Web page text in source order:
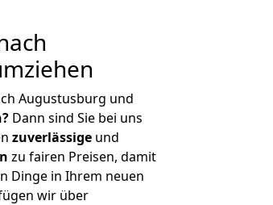
Augustusburg und
Dann sind Sie bei uns
zuverlässige und
zu fairen Preisen, damit
Dinge in Ihrem neuen
wir über